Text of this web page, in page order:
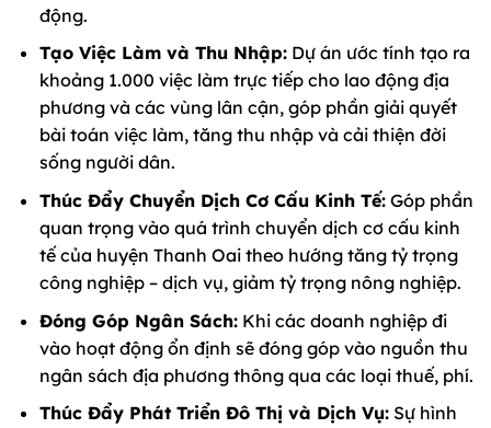
động.
Tạo Việc Làm và Thu Nhập:Dự án ước tính tạo ra
khoảng 1.000 việc làm trực tiếp cho lao động địa
phương và các vùng lân cận, góp phần giải quyết
bài toán việc làm, tăng thu nhập và cải thiện đời
sống người dân.
Thúc Đẩy Chuyển Dịch Cơ Cấu Kinh Tế:Góp phần
quan trọng vào quá trình chuyển dịch cơ cấu kinh
tế của huyện Thanh Oai theo hướng tăng tỷ trọng
công nghiệp – dịch vụ, giảm tỷ trọng nông nghiệp.
Đóng Góp Ngân Sách:Khi các doanh nghiệp đi
vào hoạt động ổn định sẽ đóng góp vào nguồn thu
ngân sách địa phương thông qua các loại thuế, phí.
Thúc Đẩy Phát Triển Đô Thị và Dịch Vụ:Sự hình